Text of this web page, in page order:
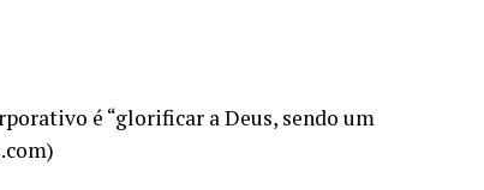
é “glorificar a Deus, sendo um